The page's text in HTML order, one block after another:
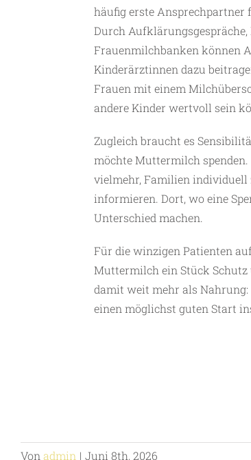
häufig erste Ansprechpartner
Durch
Frauenmilchbanken können
Kinderärztinnen dazu
Frauen mit einem
andere Kinder wertvoll sein
Zugleich braucht es
möchte Muttermilch
vielmehr, Familien
informieren. Dort, wo eine
Unterschied machen.
Für die winzigen Patienten
Muttermilch ein Stück Schutz
damit weit mehr als
einen möglichst guten Start
Von admin | Juni 8th, 2026